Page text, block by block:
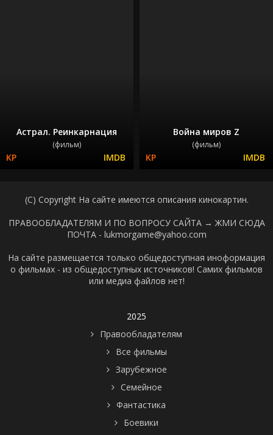
Астрал. Реинкарнация
(фильм)
Война миров Z
(фильм)
(C) Copyright На сайте имеются описания кинокартин.
ПРАВООБЛАДАТЕЛЯМ И ПО ВОПРОСУ САЙТА → ЖМИ СЮДА
ПОЧТА - lukmorgame@yahoo.com
На сайте размещается только общедоступная иноформация
о фильмах - из общедоступных источников! Самих фильмов
или медиа файлов нет!
2025
Правообладателям
Все фильмы
Зарубежное
Семейное
Фантастика
Боевики